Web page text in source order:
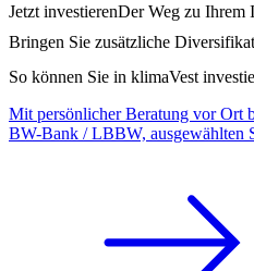
Jetzt investierenDer Weg zu Ihrem
Bringen Sie zusätzliche
So können Sie in klimaVest
Mit persönlicher Beratung vor Ort
BW-Bank / LBBW, ausgewählten